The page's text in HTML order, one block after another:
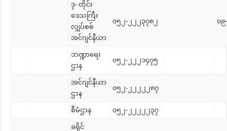
ဒု- တိုင်း
ဒေသကြီး
လျှပ်စစ်
အင်ဂျင်နီယာ
၀၅၂-၂၂၂၃၇၈၂ ၀၉
ဘဏ္ဍာရေး
ဌာန
၀၅၂-၂၂၂၁၄၇၅
အင်ဂျင်နီယာ
ဌာန
၀၅၂-၂၂၂၂၂၈၇
စီမံဌာန ၀၅၂-၂၂၂၂၂၃၇
ခရိုင်